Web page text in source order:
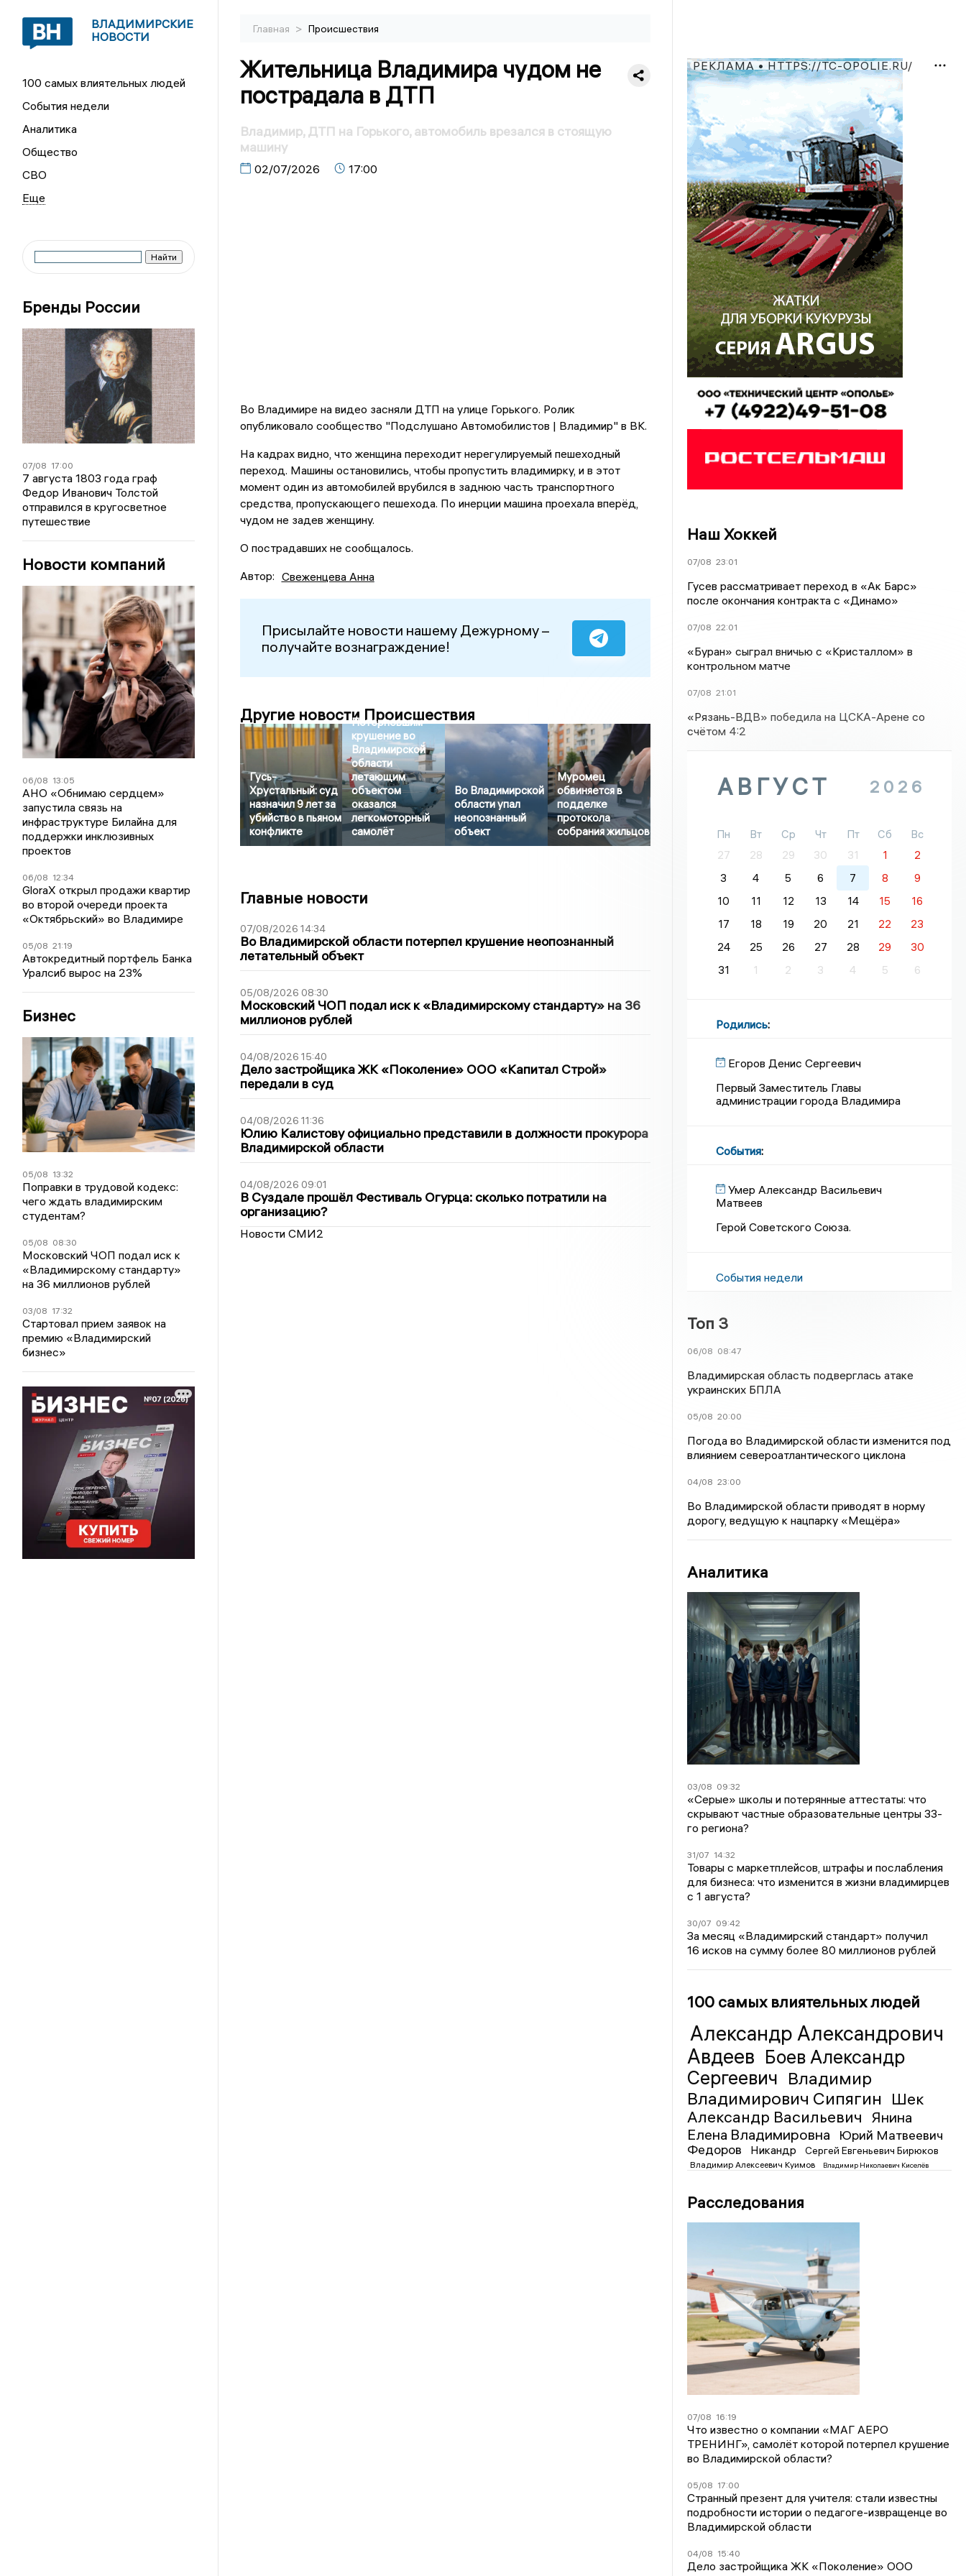
ВЛАДИМИРСКИЕ
НОВОСТИ
100 самых влиятельных людей
События недели
Аналитика
Общество
СВО
Бренды России
07/08 17:00
7 августа 1803 года граф
Федор Иванович Толстой
отправился в кругосветное
путешествие
Новости компаний
06/08 13:05
АНО «Обнимаю сердцем»
запустила связь на
инфраструктуре Билайна для
поддержки инклюзивных
проектов
06/08 12:34
GloraX открыл продажи квартир
во второй очереди проекта
«Октябрьский» во Владимире
05/08 21:19
Автокредитный портфель Банка
Уралсиб вырос на 23%
Бизнес
05/08 13:32
Поправки в трудовой кодекс:
чего ждать владимирским
студентам?
05/08 08:30
Московский ЧОП подал иск к
«Владимирскому стандарту»
на 36 миллионов рублей
03/08 17:32
Стартовал прием заявок на
премию «Владимирский
бизнес»
Главная > Происшествия
Жительница Владимира чудом не
пострадала в ДТП
Владимир, ДТП на Горького, автомобиль врезался в стоящую
машину
02/07/2026 17:00
Во Владимире на видео засняли ДТП на улице Горького. Ролик
опубликовало сообщество "Подслушано Автомобилистов | Владимир" в ВК.
На кадрах видно, что женщина переходит нерегулируемый пешеходный
переход. Машины остановились, чтобы пропустить владимирку, и в этот
момент один из автомобилей врубился в заднюю часть транспортного
средства, пропускающего пешехода. По инерции машина проехала вперёд,
чудом не задев женщину.
О пострадавших не сообщалось.
Автор: Свеженцева Анна
Присылайте новости нашему Дежурному –
получайте вознаграждение!
Другие новости Происшествия
Гусь-
Хрустальный: суд
назначил 9 лет за
убийство в пьяном
конфликте
Потерпевшим
крушение во
Владимирской
области
летающим
объектом
оказался
легкомоторный
самолёт
Во Владимирской
области упал
неопознанный
объект
Муромец
обвиняется в
подделке
протокола
собрания жильцов
Главные новости
07/08/2026 14:34
Во Владимирской области потерпел крушение неопознанный
летательный объект
05/08/2026 08:30
Московский ЧОП подал иск к «Владимирскому стандарту» на 36
миллионов рублей
04/08/2026 15:40
Дело застройщика ЖК «Поколение» ООО «Капитал Строй»
передали в суд
04/08/2026 11:36
Юлию Калистову официально представили в должности прокурора
Владимирской области
04/08/2026 09:01
В Суздале прошёл Фестиваль Огурца: сколько потратили на
организацию?
Новости СМИ2
РЕКЛАМА • HTTPS://TC-OPOLIE.RU/
Наш Хоккей
07/08 23:01
Гусев рассматривает переход в «Ак Барс»
после окончания контракта с «Динамо»
07/08 22:01
«Буран» сыграл вничью с «Кристаллом» в
контрольном матче
07/08 21:01
«Рязань-ВДВ» победила на ЦСКА-Арене со
счётом 4:2
АВГУСТ 2026
Пн Вт Ср Чт Пт Сб
Вс
27
28 29 30 31 1
2
3
4 5 6 7 8
9
10
11 12 13 14 15
16
17
18 19 20 21 22
23
24
25 26 27 28 29
30
31
1 2 3 4 5 6
Родились:
Егоров Денис Сергеевич
Первый Заместитель Главы
администрации города Владимира
События:
Умер Александр Васильевич
Матвеев
Герой Советского Союза.
События недели
Топ 3
06/08 08:47
Владимирская область подверглась атаке
украинских БПЛА
05/08 20:00
Погода во Владимирской области изменится под
влиянием североатлантического циклона
04/08 23:00
Во Владимирской области приводят в норму
дорогу, ведущую к нацпарку «Мещёра»
Аналитика
03/08 09:32
«Серые» школы и потерянные аттестаты: что
скрывают частные образовательные центры 33-
го региона?
31/07 14:32
Товары с маркетплейсов, штрафы и послабления
для бизнеса: что изменится в жизни владимирцев
с 1 августа?
30/07 09:42
За месяц «Владимирский стандарт» получил
16 исков на сумму более 80 миллионов рублей
100 самых влиятельных людей
Александр Александрович
Авдеев Боев Александр
Сергеевич Владимир
Владимирович Сипягин Шек
Александр Васильевич
Янина
Елена Владимировна
Юрий Матвеевич
Федоров
Никандр Сергей Евгеньевич Бирюков
Владимир Алексеевич Куимов Владимир Николаевич Киселёв
Расследования
07/08 16:19
Что известно о компании «МАГ АЕРО
ТРЕНИНГ», самолёт которой потерпел крушение
во Владимирской области?
05/08 17:00
Странный презент для учителя: стали известны
подробности истории о педагоге-извращенце во
Владимирской области
04/08 15:40
Дело застройщика ЖК «Поколение» ООО